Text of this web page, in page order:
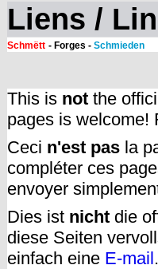
Liens /
Schmëtt - Forges - Schmieden
This is not the
pages is welcome!
Ceci n'est pas la
compléter ces
envoyer
Dies ist nicht die
diese Seiten
einfach eine E-mail.